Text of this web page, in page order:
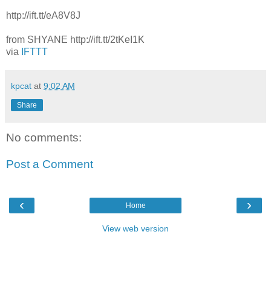
http://ift.tt/eA8V8J
from SHYANE http://ift.tt/2tKeI1K
via IFTTT
kpcat at 9:02 AM
Share
No comments:
Post a Comment
‹ ›
Home
View web version